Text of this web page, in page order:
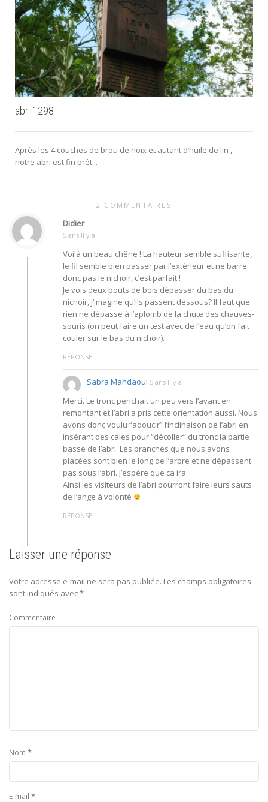
abri 1298
Après les 4 couches de brou de noix et autant d’huile de lin ,
notre abri est fin prêt...
2 COMMENTAIRES
Didier
5 ans Il y a
Voilà un beau chêne ! La hauteur semble suffisante,
le fil semble bien passer par l’extérieur et ne barre
donc pas le nichoir, c’est parfait !
Je vois deux bouts de bois dépasser du bas du
nichoir, j’imagine qu’ils passent dessous? Il faut que
rien ne dépasse à l’aplomb de la chute des chauves-
souris (on peut faire un test avec de l’eau qu’on fait
couler sur le bas du nichoir).
RÉPONSE
Sabra Mahdaoui 5 ans Il y a
Merci. Le tronc penchait un peu vers l’avant en
remontant et l’abri a pris cette orientation aussi. Nous
avons donc voulu “adoucir” l’inclinaison de l’abri en
insérant des cales pour “décoller” du tronc la partie
basse de l’abri. Les branches que nous avons
placées sont bien le long de l’arbre et ne dépassent
pas sous l’abri. J’espère que ça ira.
Ainsi les visiteurs de l’abri pourront faire leurs sauts
de l’ange à volonté
RÉPONSE
Laisser une réponse
Votre adresse e-mail ne sera pas publiée. Les champs obligatoires
sont indiqués avec*
Commentaire
Nom *
E-mail *